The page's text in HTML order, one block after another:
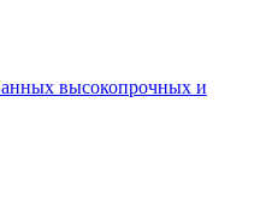
высокопрочных и